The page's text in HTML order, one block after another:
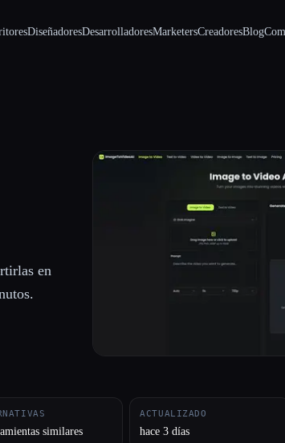
DiseñadoresDesarrolladoresMarketersCreadoresBlog
en
similares
ACTUALIZADO
hace 3 días